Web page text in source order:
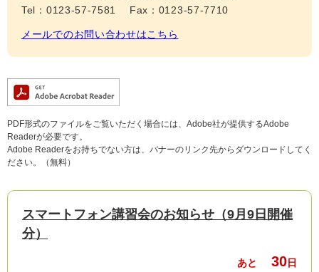
Tel：0123-57-7581
Fax：0123-57-7710
メールでのお問い合わせはこちら
PDF形式のファイルをご覧いただく場合には、Adobe社が提供するAdobe
Readerが必要です。
Adobe Readerをお持ちでない方は、バナーのリンク先からダウンロードしてく
ださい。（無料）
スマートフォン講習会のお知らせ（9月9日開催
分）
あと 30日